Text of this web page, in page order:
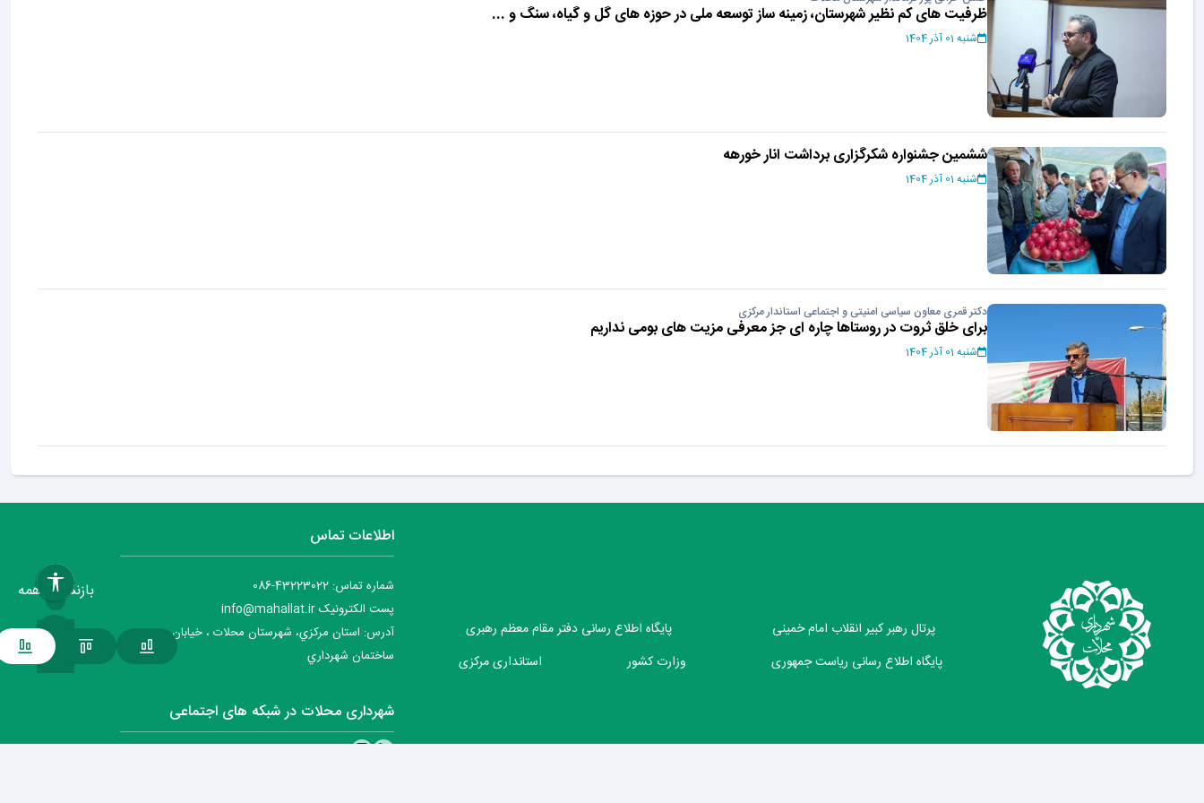
ظرفیت های کم نظیر شهرستان، زمینه ساز توسعه ملی در حوزه های گل و گیاه، سنگ و ...
شنبه 01 آذر 1404
ششمین جشنواره شکرگزاری برداشت انار خورهه
شنبه 01 آذر 1404
دکتر قمری معاون سیاسی امنیتی و اجتماعی استاندار مرکزی
برای خلق ثروت در روستاها چاره ای جز معرفی مزیت های بومی نداریم
شنبه 01 آذر 1404
پرتال رهبر کبیر انقلاب امام خمینی
پایگاه اطلاع رسانی دفتر مقام معظم رهبری
پایگاه اطلاع رسانی ریاست جمهوری
وزارت کشور استانداری مرکزی
اطلاعات تماس
شماره تماس: 43223022-086
پست الکترونیک info@mahallat.ir
آدرس: استان مرکزي، شهرستان محلات ‌‌‌، خيابان جمهوري ،
ساختمان شهرداري
شهرداری محلات در شبکه های اجتماعی
بازنشانی همه